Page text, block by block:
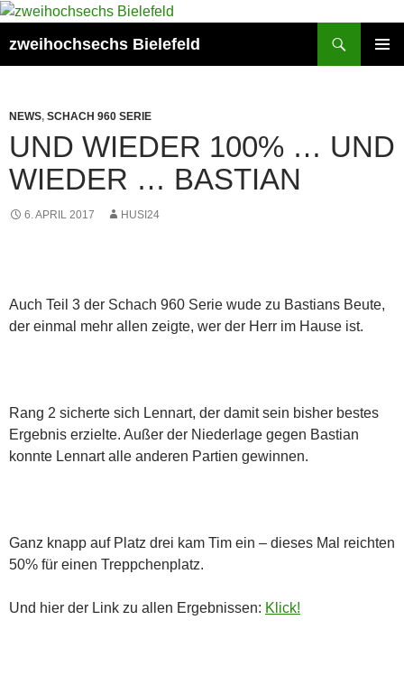
Zum
springen
zweihochsechs Bielefeld
NEWS, SCHACH 960 SERIE
UND WIEDER 100% … UND
WIEDER … BASTIAN
6. APRIL 2017 HUSI24
Auch Teil 3 der Schach 960 Serie wude zu Bastians Beute,
der einmal mehr allen zeigte, wer der Herr im Hause ist.
Rang 2 sicherte sich Lennart, der damit sein bisher bestes
Ergebnis erzielte. Außer der Niederlage gegen Bastian
konnte Lennart alle anderen Partien gewinnen.
Ganz knapp auf Platz drei kam Tim ein – dieses Mal reichten
50% für einen Treppchenplatz.
Und hier der Link zu allen Ergebnissen: Klick!